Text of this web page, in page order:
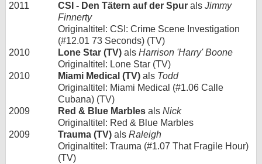
2011
CSI - Den Tätern auf der Spur als Jimmy
Finnerty
Originaltitel: CSI: Crime Scene Investigation
(#12.01 73 Seconds) (TV)
2010
Lone Star (TV) als Harrison 'Harry' Boone
Originaltitel: Lone Star (TV)
2010
Miami Medical (TV) als Todd
Originaltitel: Miami Medical (#1.06 Calle
Cubana) (TV)
2009
Red & Blue Marbles als Nick
Originaltitel: Red & Blue Marbles
2009
Trauma (TV) als Raleigh
Originaltitel: Trauma (#1.07 That Fragile Hour)
(TV)